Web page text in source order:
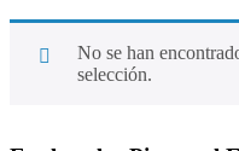
No se han
selección.